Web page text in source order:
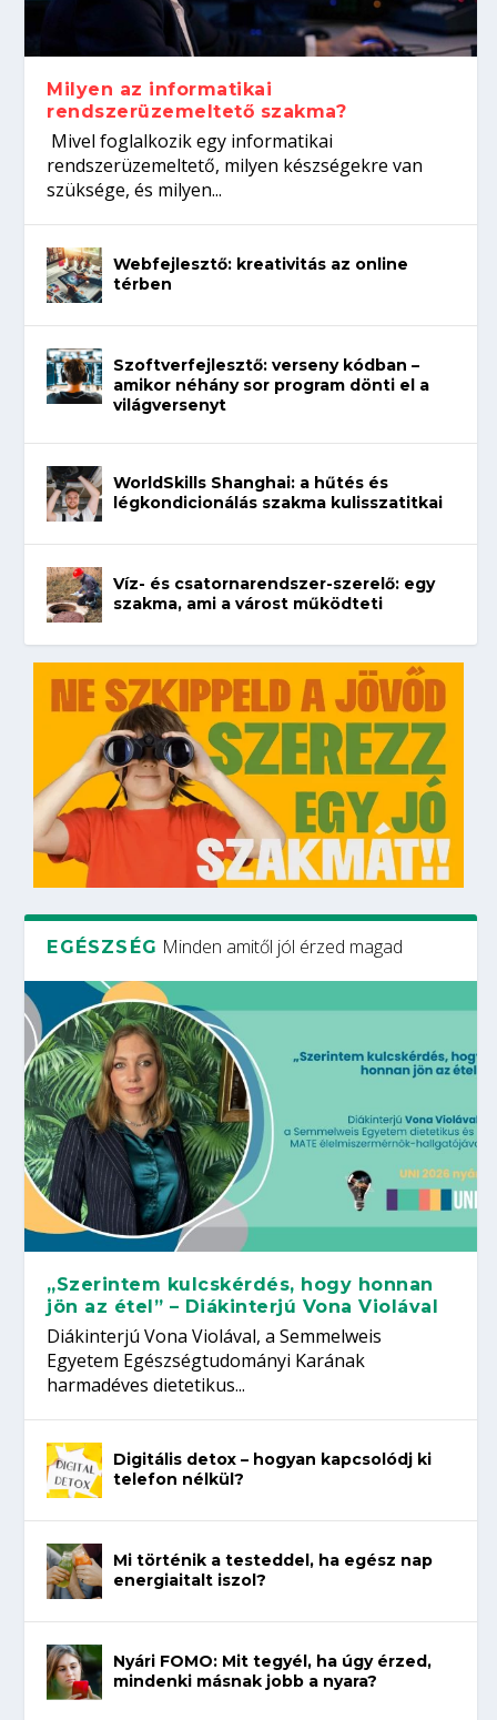
koffeinről?
Így növelheted az esélyedet az
állásinterjúra...
Tanulj szakmát!
Milyen az informatikai
rendszerüzemeltető szakma?
Mivel foglalkozik egy informatikai
rendszerüzemeltető, milyen készségekre van
szüksége, és milyen...
Webfejlesztő: kreativitás az online
térben
Szoftverfejlesztő: verseny kódban –
amikor néhány sor program dönti el a
világversenyt
WorldSkills Shanghai: a hűtés és
légkondicionálás szakma kulisszatitkai
Víz- és csatornarendszer-szerelő: egy
szakma, ami a várost működteti
EGÉSZSÉG Minden amitől jól érzed magad
„Szerintem kulcskérdés, hogy honnan
jön az étel” – Diákinterjú Vona Violával
Diákinterjú Vona Violával, a Semmelweis
Egyetem Egészségtudományi Karának
harmadéves dietetikus...
Digitális detox – hogyan kapcsolódj ki
telefon nélkül?
Mi történik a testeddel, ha egész nap
energiaitalt iszol?
Nyári FOMO: Mit tegyél, ha úgy érzed,
mindenki másnak jobb a nyara?